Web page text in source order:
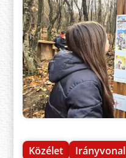
Közélet Irányvonal